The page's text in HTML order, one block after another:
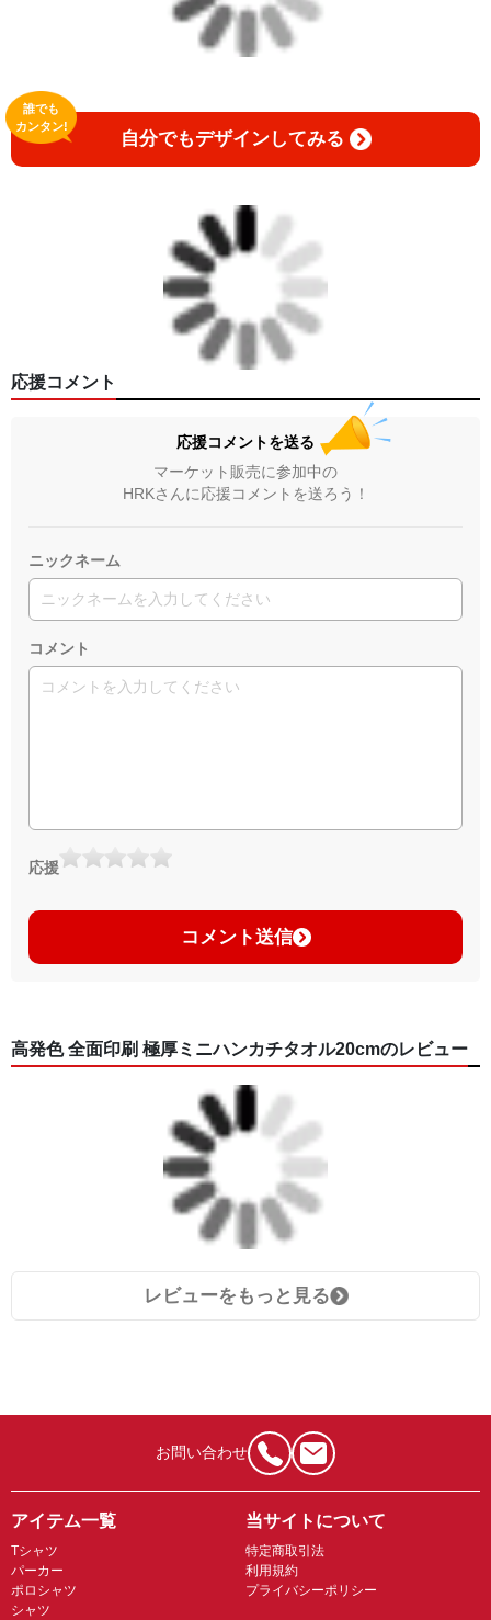
自分でもデザインしてみる
誰でも
カンタン!
応援コメント
応援コメントを送る
マーケット販売に参加中の
HRKさんに応援コメントを送ろう！
ニックネーム
コメント
応援
コメント送信
高発色 全面印刷 極厚ミニハンカチタオル20cmのレビュー
レビューをもっと見る
お問い合わせ
アイテム一覧
Tシャツ
パーカー
ポロシャツ
シャツ
当サイトについて
特定商取引法
利用規約
プライバシーポリシー